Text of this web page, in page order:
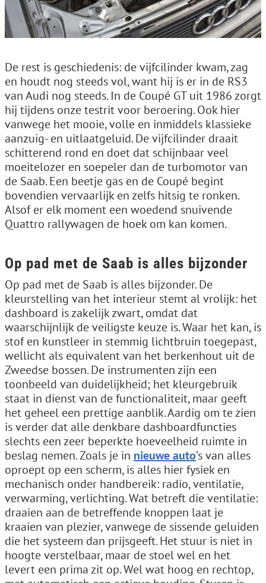
De rest is geschiedenis: de vijfcilinder kwam, zag
en houdt nog steeds vol, want hij is er in de RS3
van Audi nog steeds. In de Coupé GT uit 1986 zorgt
hij tijdens onze testrit voor beroering. Ook hier
vanwege het mooie, volle en inmiddels klassieke
aanzuig- en uitlaatgeluid. De vijfcilinder draait
schitterend rond en doet dat schijnbaar veel
moeitelozer en soepeler dan de turbomotor van
de Saab. Een beetje gas en de Coupé begint
bovendien vervaarlijk en zelfs hitsig te ronken.
Alsof er elk moment een woedend snuivende
Quattro rallywagen de hoek om kan komen.
Op pad met de Saab is alles bijzonder
Op pad met de Saab is alles bijzonder. De
kleurstelling van het interieur stemt al vrolijk: het
dashboard is zakelijk zwart, omdat dat
waarschijnlijk de veiligste keuze is. Waar het kan, is
stof en kunstleer in stemmig lichtbruin toegepast,
wellicht als equivalent van het berkenhout uit de
Zweedse bossen. De instrumenten zijn een
toonbeeld van duidelijkheid; het kleurgebruik
staat in dienst van de functionaliteit, maar geeft
het geheel een prettige aanblik. Aardig om te zien
is verder dat alle denkbare dashboardfuncties
slechts een zeer beperkte hoeveelheid ruimte in
beslag nemen. Zoals je in nieuwe auto’s van alles
oproept op een scherm, is alles hier fysiek en
mechanisch onder handbereik: radio, ventilatie,
verwarming, verlichting. Wat betreft die ventilatie:
draaien aan de betreffende knoppen laat je
kraaien van plezier, vanwege de sissende geluiden
die het systeem dan prijsgeeft. Het stuur is niet in
hoogte verstelbaar, maar de stoel wel en het
levert een prima zit op. Wel wat hoog en rechtop,